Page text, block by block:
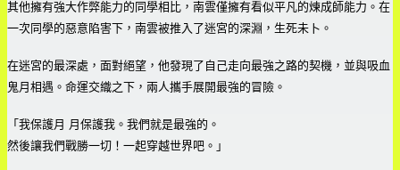
其他擁有強大作弊能力的同學相比，南雲僅擁有看似平凡的煉成師能力。在
一次同學的惡意陷害下，南雲被推入了迷宮的深淵，生死未卜。
在迷宮的最深處，面對絕望，他發現了自己走向最強之路的契機，並與吸血
鬼月相遇。命運交織之下，兩人攜手展開最強的冒險。
「我保護月 月保護我。我們就是最強的。
然後讓我們戰勝一切！一起穿越世界吧。」